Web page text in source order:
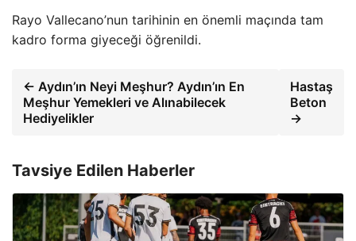
Rayo Vallecano’nun tarihinin en önemli maçında tam
kadro forma giyeceği öğrenildi.
← Aydın’ın Neyi Meşhur? Aydın’ın En
Meşhur Yemekleri ve Alınabilecek
Hediyelikler
Hastaş
Beton
→
Tavsiye Edilen Haberler